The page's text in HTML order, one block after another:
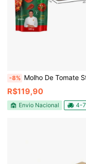
-8% Molho De Tomate Stella D'oro
R$119,90
Envio Nacional 4-